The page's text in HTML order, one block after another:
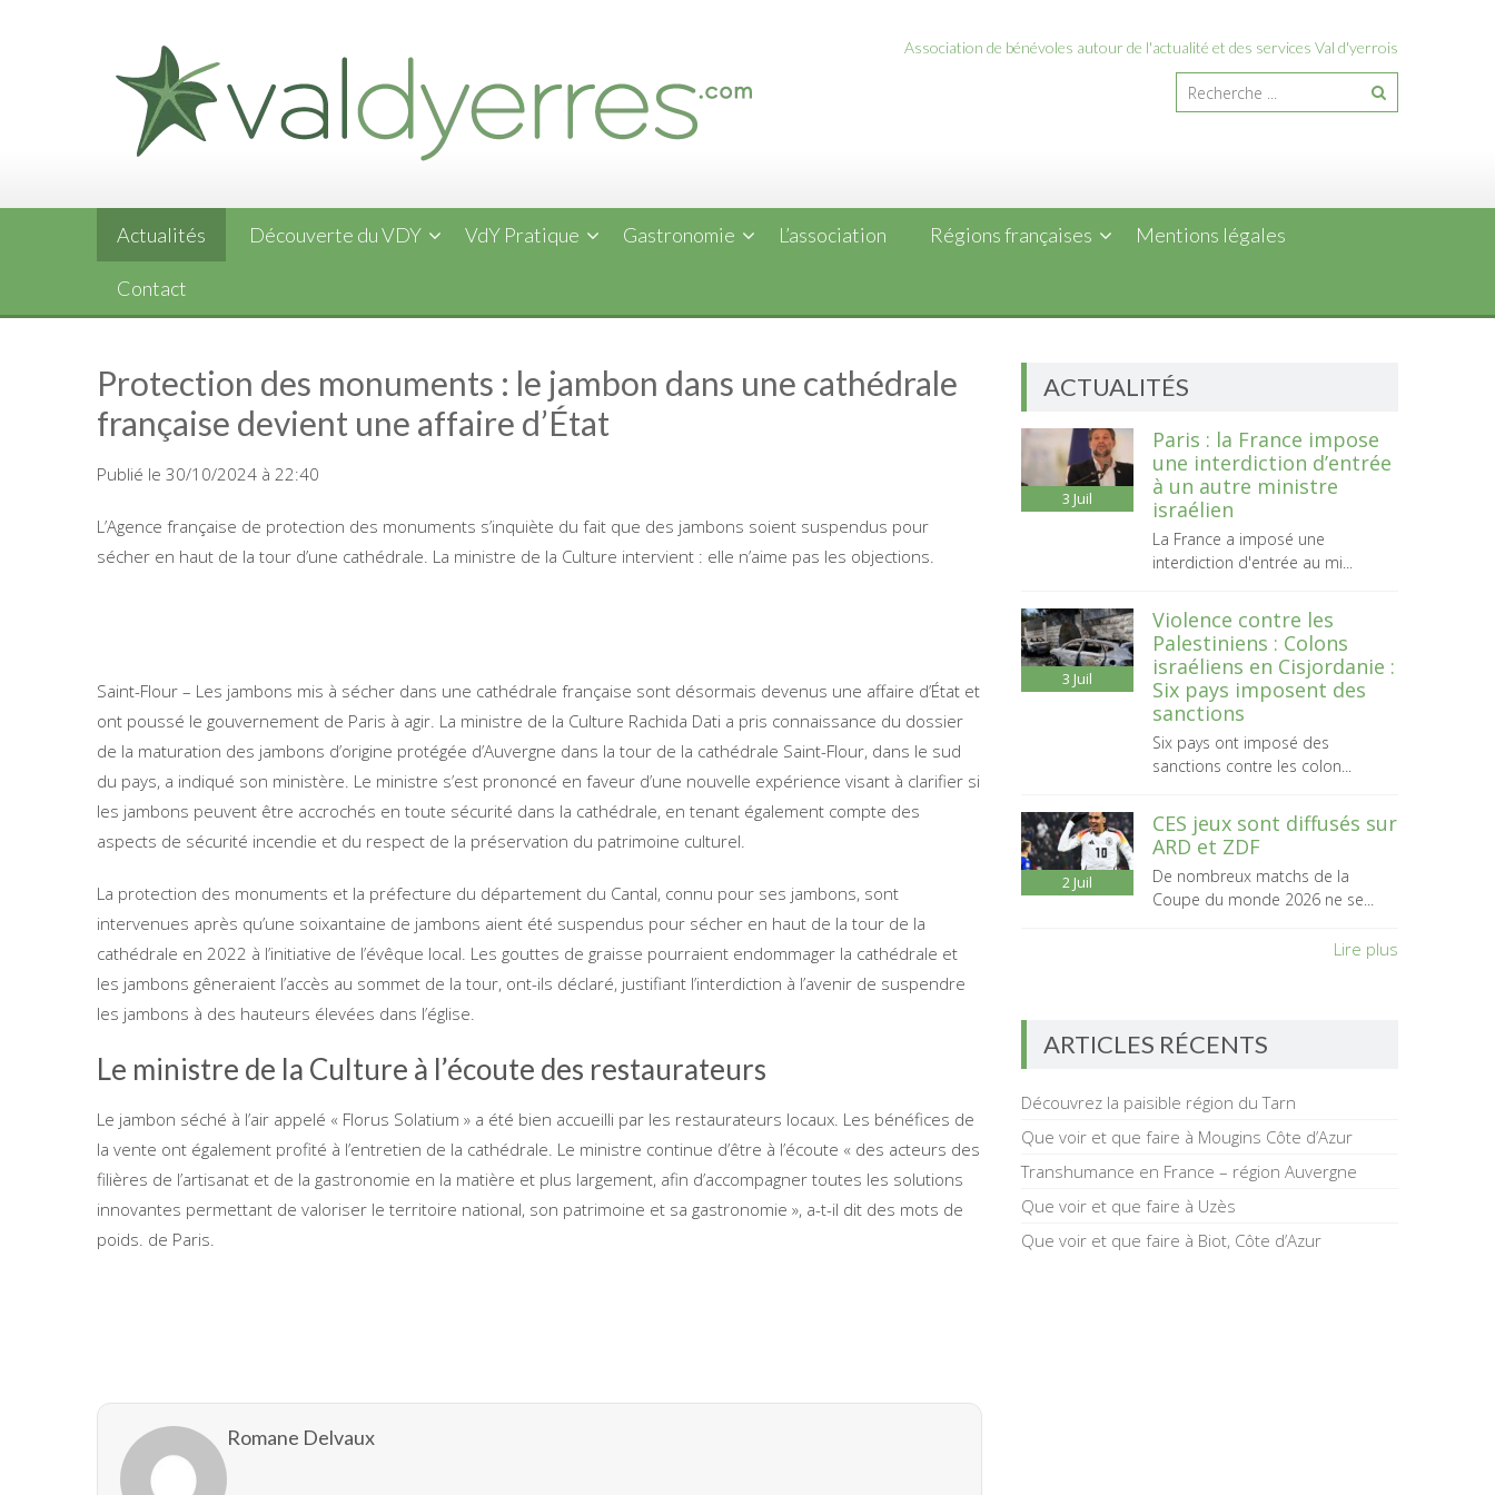
Association de bénévoles autour de l'actualité et des services Val d'yerrois
Actualités Découverte du VDY VdY Pratique Gastronomie L’association Régions françaises Mentions légales
Contact
Protection des monuments : le jambon dans une cathédrale
française devient une affaire d’État
Publié le 30/10/2024 à 22:40
L’Agence française de protection des monuments s’inquiète du fait que des jambons soient suspendus pour
sécher en haut de la tour d’une cathédrale. La ministre de la Culture intervient : elle n’aime pas les objections.
Saint-Flour – Les jambons mis à sécher dans une cathédrale française sont désormais devenus une affaire d’État et
ont poussé le gouvernement de Paris à agir. La ministre de la Culture Rachida Dati a pris connaissance du dossier
de la maturation des jambons d’origine protégée d’Auvergne dans la tour de la cathédrale Saint-Flour, dans le sud
du pays, a indiqué son ministère. Le ministre s’est prononcé en faveur d’une nouvelle expérience visant à clarifier si
les jambons peuvent être accrochés en toute sécurité dans la cathédrale, en tenant également compte des
aspects de sécurité incendie et du respect de la préservation du patrimoine culturel.
La protection des monuments et la préfecture du département du Cantal, connu pour ses jambons, sont
intervenues après qu’une soixantaine de jambons aient été suspendus pour sécher en haut de la tour de la
cathédrale en 2022 à l’initiative de l’évêque local. Les gouttes de graisse pourraient endommager la cathédrale et
les jambons gêneraient l’accès au sommet de la tour, ont-ils déclaré, justifiant l’interdiction à l’avenir de suspendre
les jambons à des hauteurs élevées dans l’église.
Le ministre de la Culture à l’écoute des restaurateurs
Le jambon séché à l’air appelé « Florus Solatium » a été bien accueilli par les restaurateurs locaux. Les bénéfices de
la vente ont également profité à l’entretien de la cathédrale. Le ministre continue d’être à l’écoute « des acteurs des
filières de l’artisanat et de la gastronomie en la matière et plus largement, afin d’accompagner toutes les solutions
innovantes permettant de valoriser le territoire national, son patrimoine et sa gastronomie », a-t-il dit des mots de
poids. de Paris.
Romane Delvaux
ACTUALITÉS
3 Juil
Paris : la France impose
une interdiction d’entrée
à un autre ministre
israélien
La France a imposé une
interdiction d'entrée au mi...
3 Juil
Violence contre les
Palestiniens : Colons
israéliens en Cisjordanie :
Six pays imposent des
sanctions
Six pays ont imposé des
sanctions contre les colon...
2 Juil
CES jeux sont diffusés sur
ARD et ZDF
De nombreux matchs de la
Coupe du monde 2026 ne se...
Lire plus
ARTICLES RÉCENTS
Découvrez la paisible région du Tarn
Que voir et que faire à Mougins Côte d’Azur
Transhumance en France – région Auvergne
Que voir et que faire à Uzès
Que voir et que faire à Biot, Côte d’Azur